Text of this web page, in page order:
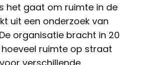
het gaat om ruimte in de
uit een onderzoek van
organisatie bracht in 20
ruimte op straat